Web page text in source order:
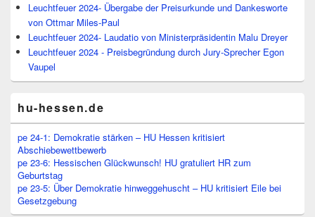
Leuchtfeuer 2024- Übergabe der Preisurkunde und Dankesworte
von Ottmar Miles-Paul
Leuchtfeuer 2024- Laudatio von Ministerpräsidentin Malu Dreyer
Leuchtfeuer 2024 - Preisbegründung durch Jury-Sprecher Egon
Vaupel
hu-hessen.de
pe 24-1: Demokratie stärken – HU Hessen kritisiert
Abschiebewettbewerb
pe 23-6: Hessischen Glückwunsch! HU gratuliert HR zum
Geburtstag
pe 23-5: Über Demokratie hinweggehuscht – HU kritisiert Eile bei
Gesetzgebung